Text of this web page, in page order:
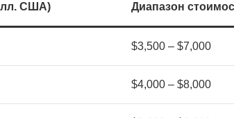
США) Диапазон
$3,500 – $7,000
$4,000 – $8,000